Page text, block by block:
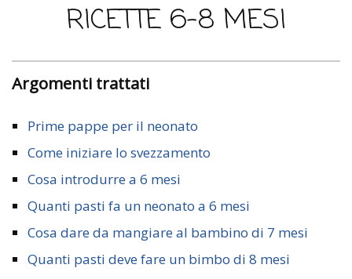
RICETTE 6-8 MESI
Argomenti trattati
Prime pappe per il neonato
Come iniziare lo svezzamento
Cosa introdurre a 6 mesi
Quanti pasti fa un neonato a 6 mesi
Cosa dare da mangiare al bambino di 7 mesi
Quanti pasti deve fare un bimbo di 8 mesi